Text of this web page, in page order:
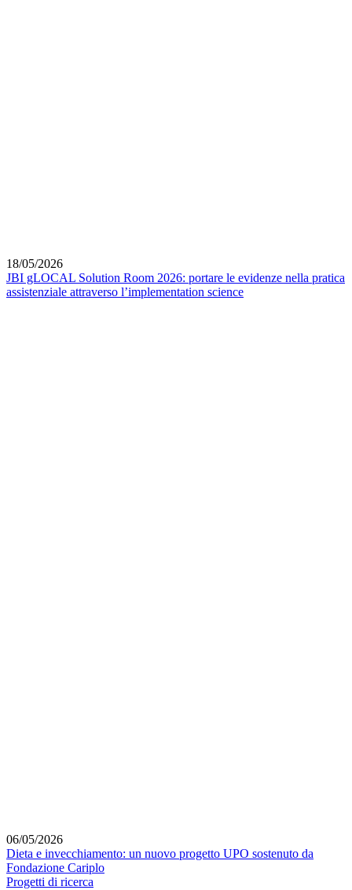
18/05/2026
JBI gLOCAL Solution Room 2026: portare le evidenze nella pratica
assistenziale attraverso l’implementation science
06/05/2026
Dieta e invecchiamento: un nuovo progetto UPO sostenuto da
Fondazione Cariplo
Progetti di ricerca